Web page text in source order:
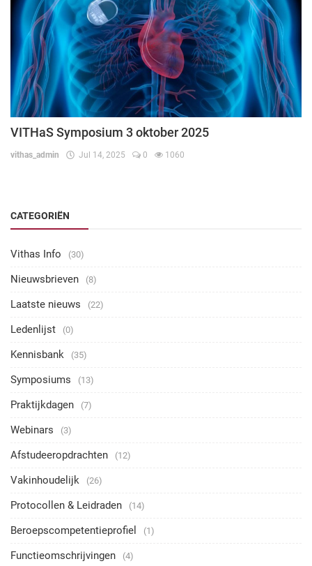
VITHaS Symposium 3 oktober 2025
vithas_admin Jul 14, 2025 0 1060
CATEGORIËN
Vithas Info (30)
Nieuwsbrieven (8)
Laatste nieuws (22)
Ledenlijst (0)
Kennisbank (35)
Symposiums (13)
Praktijkdagen (7)
Webinars (3)
Afstudeeropdrachten (12)
Vakinhoudelijk (26)
Protocollen & Leidraden (14)
Beroepscompetentieprofiel (1)
Functieomschrijvingen (4)